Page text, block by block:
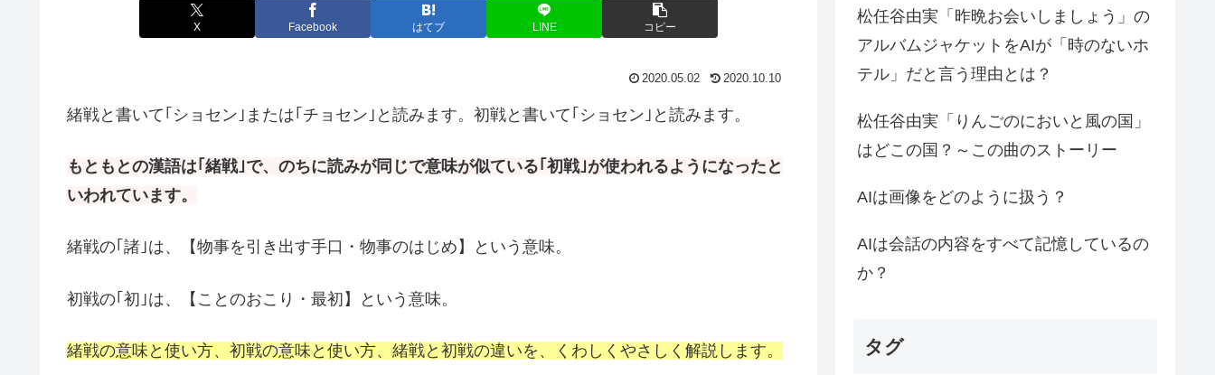
X Facebook はてブ LINE コピー
2020.05.02 2020.10.10
緒戦と書いて｢ショセン｣または｢チョセン｣と読みます。初戦と書いて｢ショセン｣と読みます。
もともとの漢語は｢緒戦｣で、のちに読みが同じで意味が似ている｢初戦｣が使われるようになったと
いわれています。
緒戦の｢諸｣は、【物事を引き出す手口・物事のはじめ】という意味。
初戦の｢初｣は、【ことのおこり・最初】という意味。
緒戦の意味と使い方、初戦の意味と使い方、緒戦と初戦の違いを、くわしくやさしく解説します。
松任谷由実「昨晩お会いしましょう」の
アルバムジャケットをAIが「時のないホ
テル」だと言う理由とは？
松任谷由実「りんごのにおいと風の国」
はどこの国？～この曲のストーリー
AIは画像をどのように扱う？
AIは会話の内容をすべて記憶しているの
か？
タグ